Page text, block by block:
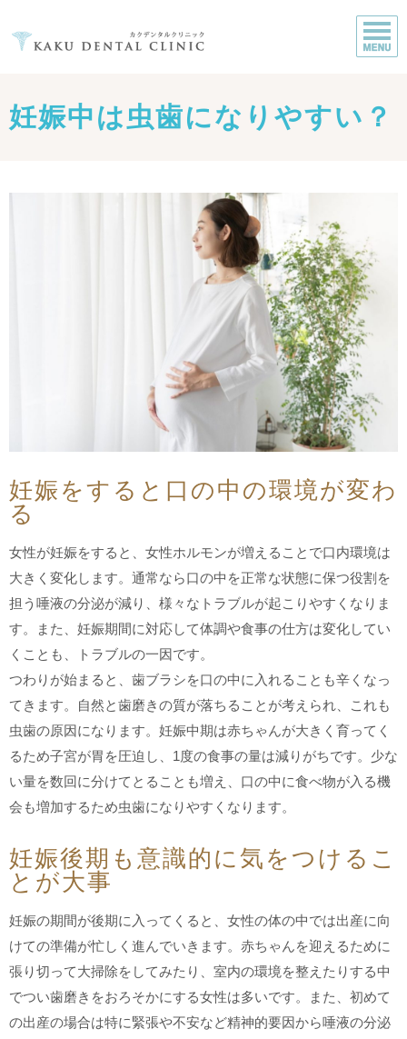
妊娠中は虫歯になりやすい？
妊娠をすると口の中の環境が変わ
る
女性が妊娠をすると、女性ホルモンが増えることで口内環境は
大きく変化します。通常なら口の中を正常な状態に保つ役割を
担う唾液の分泌が減り、様々なトラブルが起こりやすくなりま
す。また、妊娠期間に対応して体調や食事の仕方は変化してい
くことも、トラブルの一因です。
つわりが始まると、歯ブラシを口の中に入れることも辛くなっ
てきます。自然と歯磨きの質が落ちることが考えられ、これも
虫歯の原因になります。妊娠中期は赤ちゃんが大きく育ってく
るため子宮が胃を圧迫し、1度の食事の量は減りがちです。少な
い量を数回に分けてとることも増え、口の中に食べ物が入る機
会も増加するため虫歯になりやすくなります。
妊娠後期も意識的に気をつけるこ
とが大事
妊娠の期間が後期に入ってくると、女性の体の中では出産に向
けての準備が忙しく進んでいきます。赤ちゃんを迎えるために
張り切って大掃除をしてみたり、室内の環境を整えたりする中
でつい歯磨きをおろそかにする女性は多いです。また、初めて
の出産の場合は特に緊張や不安など精神的要因から唾液の分泌